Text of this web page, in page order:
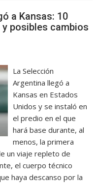
a Kansas: 10
posibles cambios
La Selección
Argentina llegó a
Kansas en Estados
Unidos y se instaló en
el predio en el que
hará base durante, al
menos, la primera
un viaje repleto de
el cuerpo técnico
haya descanso por la